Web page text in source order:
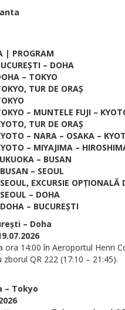
| PROGRAM
– DOHA
– TOKYO
TUR DE ORAȘ
– MUNTELE FUJI –
TUR DE ORAȘ
– NARA – OSAKA –
– MIYAJIMA –
– BUSAN
– SEOUL
EXCURSIE OPȚIONALĂ
– DOHA
– BUCUREȘTI
– Doha
ora 14:00 în Aeroportul Henri
zborul QR 222 (17:10 – 21:45).
– Tokyo